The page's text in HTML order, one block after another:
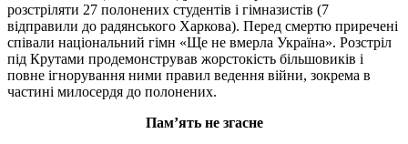
розстріляти 27 полонених студентів і гімназистів (7
відправили до радянського Харкова). Перед смертю приречені
співали національний гімн «Ще не вмерла Україна». Розстріл
під Крутами продемонстрував жорстокість більшовиків і
повне ігнорування ними правил ведення війни, зокрема в
частині милосердя до полонених.
Пам’ять не згасне